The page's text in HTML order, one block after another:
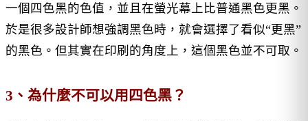
一個四色黑的色值，並且在螢光幕上比普通黑色更黑。
於是很多設計師想強調黑色時，就會選擇了看似“更黑”
的黑色。但其實在印刷的角度上，這個黑色並不可取。
3、為什麼不可以用四色黑？